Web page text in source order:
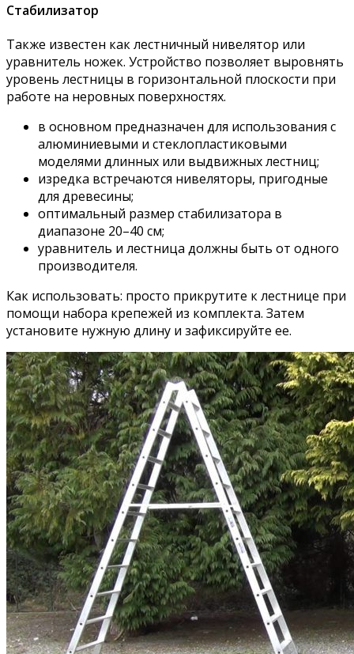
Стабилизатор
Также известен как лестничный нивелятор или
уравнитель ножек. Устройство позволяет выровнять
уровень лестницы в горизонтальной плоскости при
работе на неровных поверхностях.
в основном предназначен для использования с
алюминиевыми и стеклопластиковыми
моделями длинных или выдвижных лестниц;
изредка встречаются нивеляторы, пригодные
для древесины;
оптимальный размер стабилизатора в
диапазоне 20–40 см;
уравнитель и лестница должны быть от одного
производителя.
Как использовать: просто прикрутите к лестнице при
помощи набора крепежей из комплекта. Затем
установите нужную длину и зафиксируйте ее.